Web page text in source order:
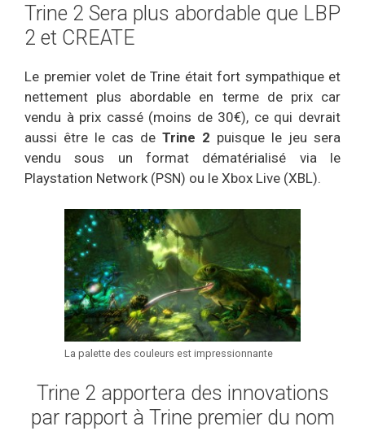
Trine 2 Sera plus abordable que LBP
2 et CREATE
Le premier volet de Trine était fort sympathique et
nettement plus abordable en terme de prix car
vendu à prix cassé (moins de 30€), ce qui devrait
aussi être le cas de Trine 2 puisque le jeu sera
vendu sous un format dématérialisé via le
Playstation Network (PSN) ou le Xbox Live (XBL).
La palette des couleurs est impressionnante
Trine 2 apportera des innovations
par rapport à Trine premier du nom